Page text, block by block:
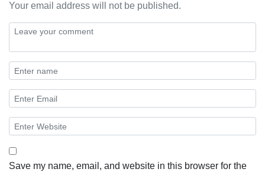
Your email address will not be published.
Save my name, email, and website in this browser for the